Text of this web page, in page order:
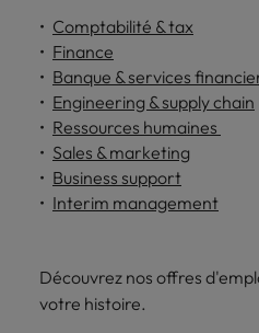
Comptabilité & tax
Finance
Banque & services
Engineering & supply chain
Ressources humaines
Sales & marketing
Business support
Interim management
Découvrez nos offres
votre histoire.